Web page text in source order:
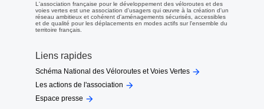
L'association française pour le développement des véloroutes et des
voies vertes est une association d'usagers qui œuvre à la création d'un
réseau ambitieux et cohérent d'aménagements sécurisés, accessibles
et de qualité pour les déplacements en modes actifs sur l'ensemble du
territoire français.
Liens rapides
Schéma National des Véloroutes et Voies Vertes 
Les actions de l'association 
Espace presse 